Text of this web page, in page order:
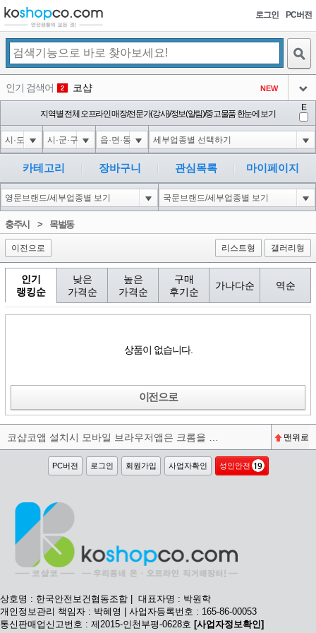
로그인 PC버전
인기 검색어 2 코샵 NEW
3 익스
아이콘
4 1-1; waitfor delay '0:0:15' --
아이콘
5 10"XOR(1*if(now()=sysdate(),sleep(15),0))XOR"Z
아이콘
1
6 1-1); waitfor delay '0:0:15' --
아이콘
1
1
지역별 전체 오프라인 매장/전문가(강사)/정보(알림)/중고물품 한눈에 보기
E
카테고리 장바구니 관심목록 마이페이지
충주시 > 목벌동
이전으로 리스트형 갤러리형
인기
랭킹순
낮은
가격순
높은
가격순
구매
후기순
가나다순 역순
상품이 없습니다.
이전으로
맨위로
PC버전 로그인 회원가입 사업자확인 성인안전
상호명 : 한국안전보건협동조합 | 대표자명 : 박원학
개인정보관리 책임자 : 박혜영 | 사업자등록번호 : 165-86-00053
통신판매업신고번호 : 제2015-인천부평-0628호 [사업자정보확인]